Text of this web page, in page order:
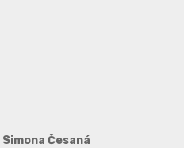
Simona Česaná